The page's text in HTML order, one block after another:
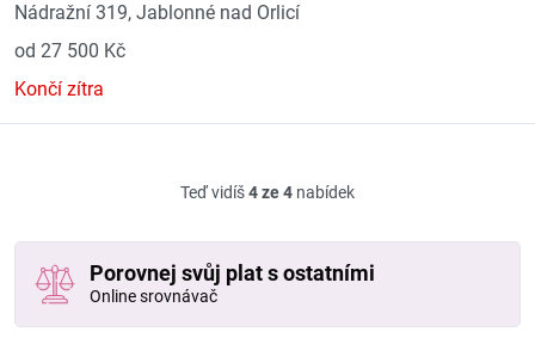
Nádražní 319, Jablonné nad Orlicí
od 27 500 Kč
Končí zítra
Teď vidíš4 ze 4 nabídek
Porovnej svůj plat s ostatními
Online srovnávač